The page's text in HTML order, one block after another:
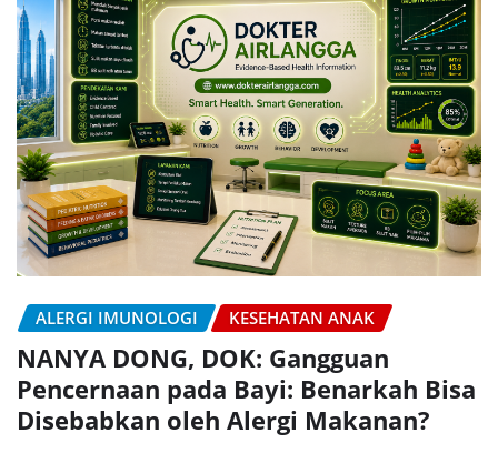
ALERGI IMUNOLOGI KESEHATAN ANAK
NANYA DONG, DOK: Gangguan
Pencernaan pada Bayi: Benarkah Bisa
Disebabkan oleh Alergi Makanan?